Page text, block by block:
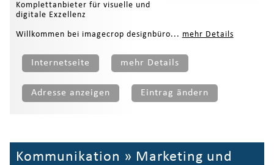
Komplettanbieter für visuelle und
digitale Exzellenz
Willkommen bei imagecrop designbüro... mehr Details
Internetseite mehr Details
Adresse anzeigen Eintrag ändern
Kommunikation » Marketing und